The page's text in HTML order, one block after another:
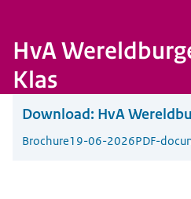
HvA
Klas
Download: HvA
Brochure19-06-2026PDF-